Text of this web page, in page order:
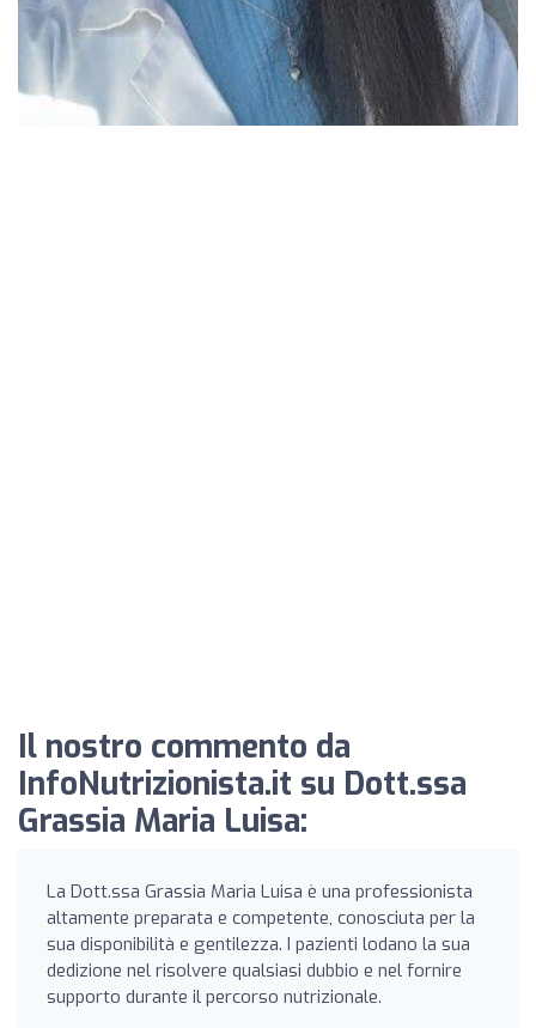
Il nostro commento da
InfoNutrizionista.it su Dott.ssa
Grassia Maria Luisa:
La Dott.ssa Grassia Maria Luisa è una professionista
altamente preparata e competente, conosciuta per la
sua disponibilità e gentilezza. I pazienti lodano la sua
dedizione nel risolvere qualsiasi dubbio e nel fornire
supporto durante il percorso nutrizionale.